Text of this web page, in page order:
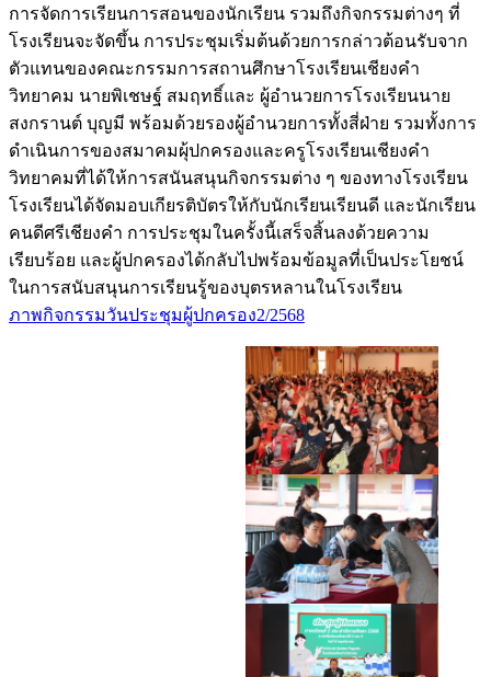
การจัดการเรียนการสอนของนักเรียน รวมถึงกิจกรรมต่างๆ ที่
โรงเรียนจะจัดขึ้น การประชุมเริ่มต้นด้วยการกล่าวต้อนรับจาก
ตัวแทนของคณะกรรมการสถานศึกษาโรงเรียนเชียงคำ
วิทยาคม นายพิเชษฐ์ สมฤทธิ์และ ผู้อำนวยการโรงเรียนนาย
สงกรานต์ บุญมี พร้อมด้วยรองผู้อำนวยการทั้งสี่ฝ่าย รวมทั้งการ
ดำเนินการของสมาคมผุ้ปกครองและครูโรงเรียนเชียงคำ
วิทยาคมที่ได้ให้การสนันสนุนกิจกรรมต่าง ๆ ของทางโรงเรียน
โรงเรียนได้จัดมอบเกียรติบัตรให้กับนักเรียนเรียนดี และนักเรียน
คนดีศรีเชียงคำ การประชุมในครั้งนี้เสร็จสิ้นลงด้วยความ
เรียบร้อย และผู้ปกครองได้กลับไปพร้อมข้อมูลที่เป็นประโยชน์
ในการสนับสนุนการเรียนรู้ของบุตรหลานในโรงเรียน
ภาพกิจกรรมวันประชุมผู้ปกครอง2/2568